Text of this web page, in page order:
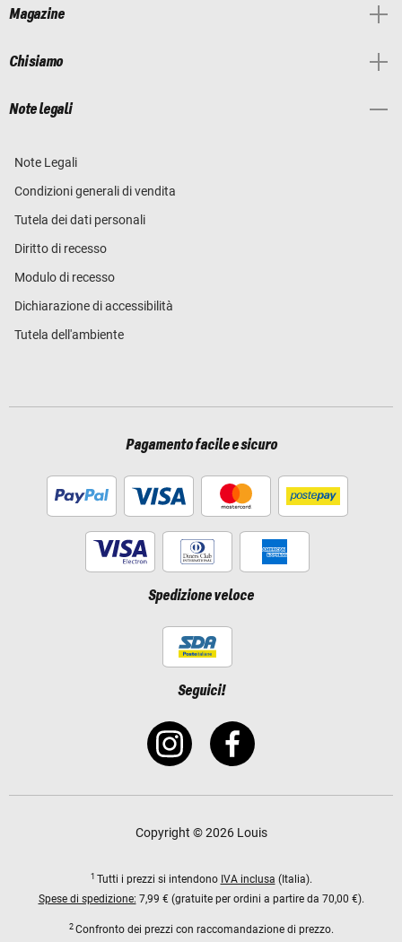
Magazine
Chi siamo
Note legali
Note Legali
Condizioni generali di vendita
Tutela dei dati personali
Diritto di recesso
Modulo di recesso
Dichiarazione di accessibilità
Tutela dell'ambiente
Pagamento facile e sicuro
Spedizione veloce
Seguici!
Copyright © 2026 Louis
1 Tutti i prezzi si intendono IVA inclusa (Italia).
Spese di spedizione: 7,99 € (gratuite per ordini a partire da 70,00 €).
2 Confronto dei prezzi con raccomandazione di prezzo.